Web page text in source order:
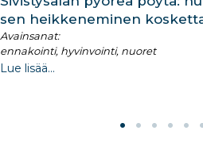
sen heikkeneminen
Avainsanat:
ennakointi, hyvinvointi, nuoret
Lue lisää...